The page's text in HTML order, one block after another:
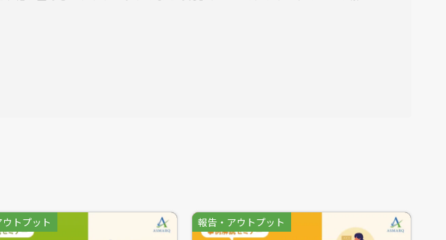
抽出でき、プロダクト仮説のヒントが得られる定性調査。 定量的に図れ
点が魅力ですが、同時にその調査結果も定量的に表せないため、多くの
トプット 報告・アウトプット